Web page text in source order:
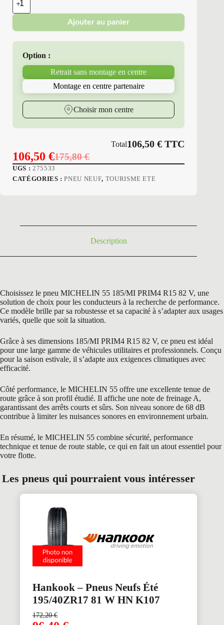
de
Michelin
Pneus
Neufs
185/55R15
PRIM4
Ajouter au panier
Option :
Retrait sans montage en centre
Montage en centre partenaire
Choisir mon centre
Total106,50€ TTC
175,80€
Le
prix
106,50 €
Le
prix
UGS : 275533
CATÉGORIES :PNEU NEUF, TOURISME ETE
Description
Choisissez le pneu MICHELIN 55 185/MI PRIM4 R15 82 V, une
solution de choix pour les conducteurs à la recherche de performance.
Ce modèle brille par sa robustesse et sa capacité à s’adapter aux usages
variés, quelle que soit la situation.
Grâce à ses dimensions 185/MI PRIM4 R15 82 V, ce pneu est idéal
pour une large gamme de véhicules utilitaires et professionnels. Conçu
pour la saison estivale, il s’adapte aux exigences climatiques avec
efficacité.
Côté performance, le MICHELIN 55 offre une excellente tenue de
route grâce à son profil étudié. Il affiche une note de freinage A,
garantissant des arrêts courts et sûrs. Son niveau sonore de 68 dB
contribue à limiter les nuisances sonores en environnement urbain.
En résumé, le MICHELIN 55 combine sécurité, performance
technique et tenue de route stable, ce qui en fait un atout essentiel pour
votre flotte.
Les pneus qui pourraient vous intéresser
Hankook – Pneus Neufs Été
195/40ZR17 81 W HN K107
172,20€